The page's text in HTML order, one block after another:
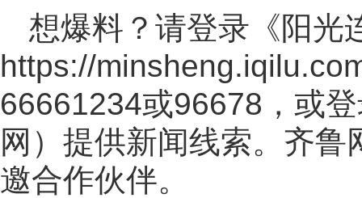
想爆料？请登录《阳光
https://
66661234或96678，或
网 ）提供新闻线索。齐鲁
邀合作伙伴。